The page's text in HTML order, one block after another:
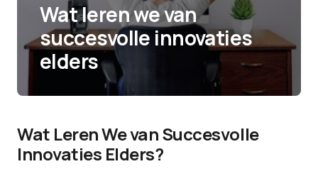
Wat leren we van
succesvolle innovaties
elders
Wat Leren We van Succesvolle
Innovaties Elders?